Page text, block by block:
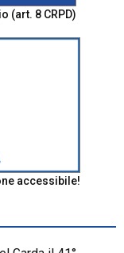
(art. 8 CRPD)
accessibile!